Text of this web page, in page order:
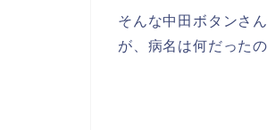
そんな中田ボタンさ
が、病名は何だった